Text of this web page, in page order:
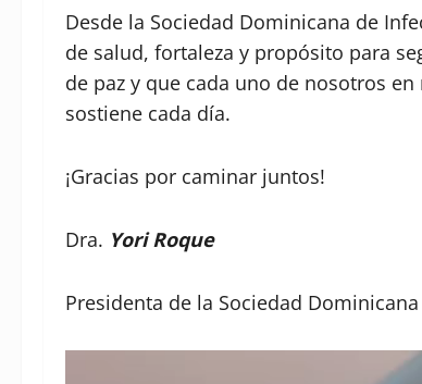
Desde la Sociedad Dominicana de
de salud, fortaleza y propósito para
de paz y que cada uno de nosotros
sostiene cada día.
¡Gracias por caminar juntos!
Dra. Yori Roque
Presidenta de la Sociedad